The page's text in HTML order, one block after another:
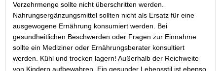
Verzehrmenge sollte nicht überschritten werden.
Nahrungsergänzungsmittel sollten nicht als Ersatz für eine
ausgewogene Ernährung konsumiert werden. Bei
gesundheitlichen Beschwerden oder Fragen zur Einnahme
sollte ein Mediziner oder Ernährungsberater konsultiert
werden. Kühl und trocken lagern! Außerhalb der Reichweite
von Kindern aufbewahren. Ein gesunder Lebensstil ist ebenso